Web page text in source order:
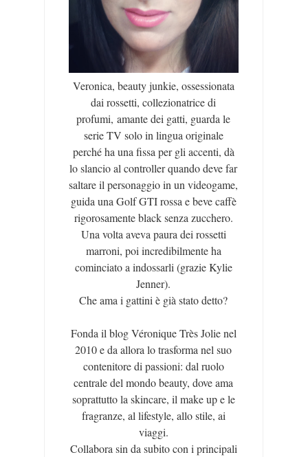
Veronica, beauty junkie, ossessionata
dai rossetti, collezionatrice di
profumi, amante dei gatti, guarda le
serie TV solo in lingua originale
perché ha una fissa per gli accenti, dà
lo slancio al controller quando deve far
saltare il personaggio in un videogame,
guida una Golf GTI rossa e beve caffè
rigorosamente black senza zucchero.
Una volta aveva paura dei rossetti
marroni, poi incredibilmente ha
cominciato a indossarli (grazie Kylie
Jenner).
Che ama i gattini è già stato detto?
Fonda il blog Véronique Très Jolie nel
2010 e da allora lo trasforma nel suo
contenitore di passioni: dal ruolo
centrale del mondo beauty, dove ama
soprattutto la skincare, il make up e le
fragranze, al lifestyle, allo stile, ai
viaggi.
Collabora sin da subito con i principali